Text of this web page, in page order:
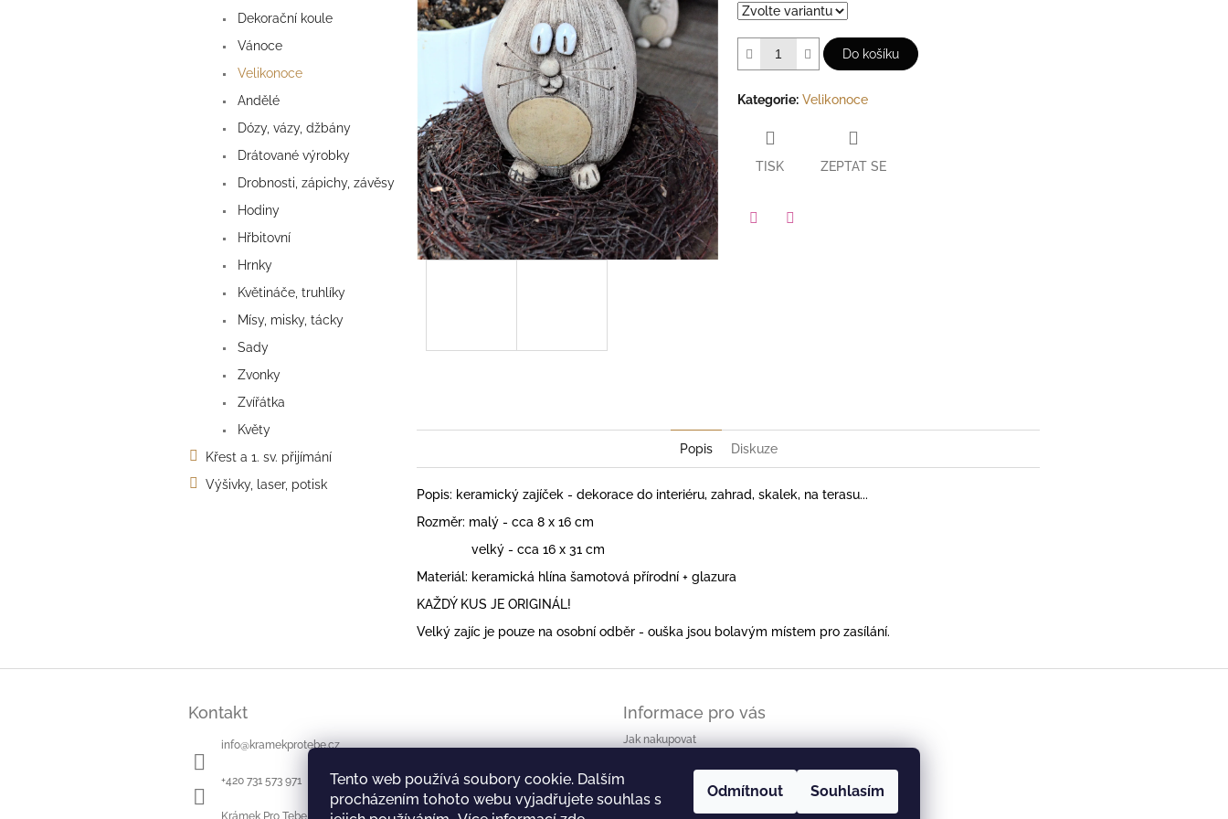
Tento web používá soubory cookie. Dalším
procházením tohoto webu vyjadřujete souhlas s
Odmítnout Souhlasím
Dekorační koule
Vánoce
Velikonoce
Andělé
Dózy, vázy, džbány
Drátované výrobky
Drobnosti, zápichy, závěsy
Hodiny
Hřbitovní
Hrnky
Květináče, truhlíky
Mísy, misky, tácky
Sady
Zvonky
Zvířátka
Květy
Křest a 1. sv. přijímání
Výšivky, laser, potisk
Do košíku
Kategorie: Velikonoce
TISK ZEPTAT SE
Popis Diskuze
Popis: keramický zajíček - dekorace do interiéru, zahrad, skalek, na terasu...
Rozměr: malý - cca 8 x 16 cm
velký - cca 16 x 31 cm
Materiál: keramická hlína šamotová přírodní + glazura
KAŽDÝ KUS JE ORIGINÁL!
Velký zajíc je pouze na osobní odběr - ouška jsou bolavým místem pro zasílání.
Kontakt
info@kramekprotebe.cz
+420 731 573 971
Informace pro vás
Jak nakupovat
Obchodní podmínky
Podmínky ochrany osobních údajů